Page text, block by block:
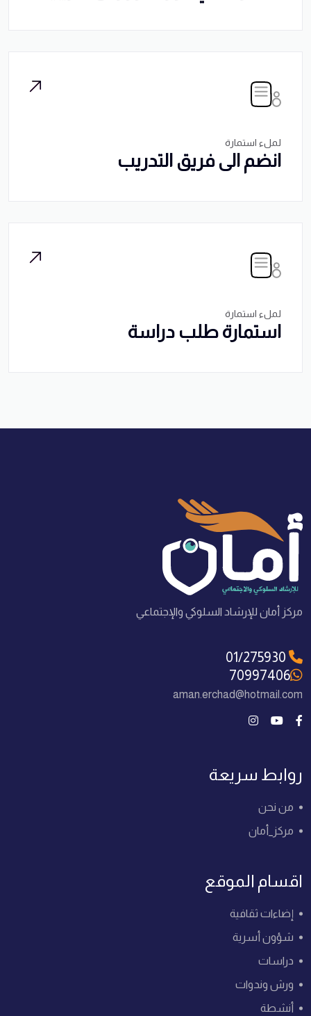
لملء استمارة
انضم الى فريق التدريب
لملء استمارة
استمارة طلب دراسة
مركز أمان للإرشاد السلوكي والإجتماعي
70997406
aman.erchad@hotmail.com
روابط سريعة
من نحن
مركز_أمان
اقسام الموقع
إضاءات ثقافية
شؤون أسرية
دراسات
ورش وندوات
أنشطة